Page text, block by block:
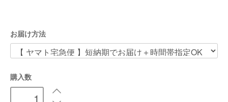
お届け方法
購入数